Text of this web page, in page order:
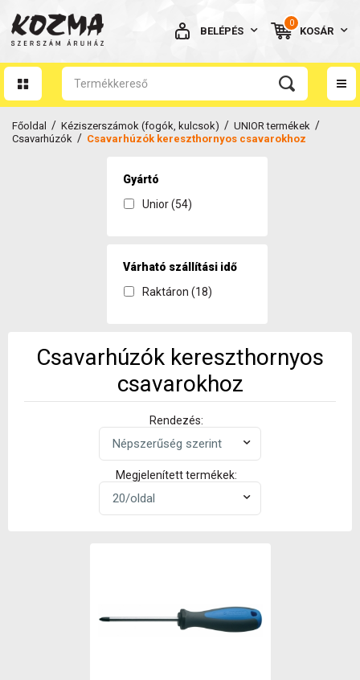
BELÉPÉS
BELÉPÉS
NINCS MÉG FIÓKOM
0
KOSÁR
Főoldal / Kéziszerszámok (fogók, kulcsok) / UNIOR termékek /
Csavarhúzók / Csavarhúzók kereszthornyos csavarokhoz
Gyártó
Unior (54)
Várható szállítási idő
Raktáron (18)
Csavarhúzók kereszthornyos
csavarokhoz
Rendezés:
Megjelenített termékek: